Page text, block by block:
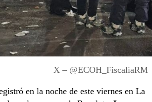
X – @ECOH_FiscaliaRM
en la noche de este viernes en La